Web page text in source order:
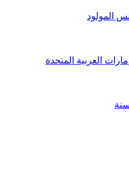
المولود
العربية المتحدة